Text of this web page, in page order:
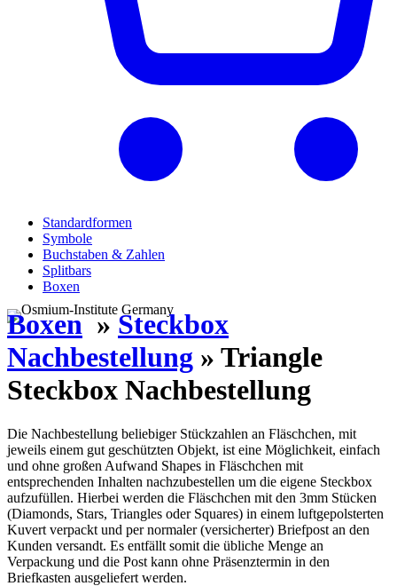
Standardformen
Symbole
Buchstaben & Zahlen
Splitbars
Boxen
Boxen»Steckbox
Nachbestellung » Triangle
Steckbox Nachbestellung
Die Nachbestellung beliebiger Stückzahlen an Fläschchen, mit
jeweils einem gut geschützten Objekt, ist eine Möglichkeit, einfach
und ohne großen Aufwand Shapes in Fläschchen mit
entsprechenden Inhalten nachzubestellen um die eigene Steckbox
aufzufüllen. Hierbei werden die Fläschchen mit den 3mm Stücken
(Diamonds, Stars, Triangles oder Squares) in einem luftgepolsterten
Kuvert verpackt und per normaler (versicherter) Briefpost an den
Kunden versandt. Es entfällt somit die übliche Menge an
Verpackung und die Post kann ohne Präsenztermin in den
Briefkasten ausgeliefert werden.